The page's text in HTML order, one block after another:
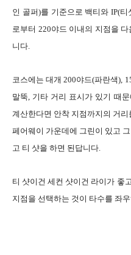
인 골퍼)를 기준으로 백티와 IP(
로부터 220야드 이내의 지점을
니다.
코스에는 대개 200야드(파란색),
말뚝, 기타 거리 표시가 있기 때
계산한다면 안착 지점까지의 거
페어웨이 가운데에 그린이 있고
고 티 샷을 하면 된답니다.
티 샷이건 세컨 샷이건 라이가 좋
지점을 선택하는 것이 타수를 좌